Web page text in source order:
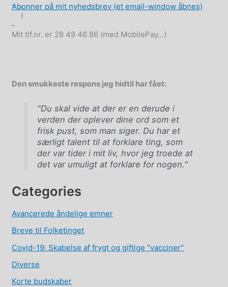
Abonner på mit nyhedsbrev (et email-window åbnes)
Mit tlf.nr. er 28 49 46 86 (med MobilePay...)
Den smukkeste respons jeg hidtil har fået:
"Du skal vide at der er en derude i
verden der oplever dine ord som et
frisk pust, som man siger. Du har et
særligt talent til at forklare ting, som
der var tider i mit liv, hvor jeg troede at
det var umuligt at forklare for nogen."
Categories
Avancerede åndelige emner
Breve til Folketinget
Covid-19: Skabelse af frygt og giftige "vacciner"
Diverse
Korte budskaber